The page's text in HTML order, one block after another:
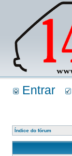
Entrar
Índice do fórum